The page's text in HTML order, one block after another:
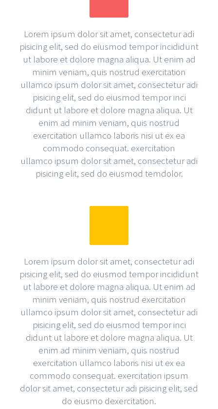
Lorem ipsum dolor sit amet, consectetur adi
pisicing elit, sed do eiusmod tempor incididunt
ut labore et dolore magna aliqua. Ut enim ad
minim veniam, quis nostrud exercitation
ullamco ipsum dolor sit amet, consectetur adi
pisicing elit, sed do eiusmod tempor inci
didunt ut labore et dolore magna aliqua. Ut
enim ad minim veniam, quis nostrud
exercitation ullamco laboris nisi ut ex ea
commodo consequat. exercitation
ullamco ipsum dolor sit amet, consectetur adi
pisicing elit, sed do eiusmod temdolor.
Lorem ipsum dolor sit amet, consectetur adi
pisicing elit, sed do eiusmod tempor incididunt
ut labore et dolore magna aliqua. Ut enim ad
minim veniam, quis nostrud exercitation
ullamco ipsum dolor sit amet, consectetur adi
pisicing elit, sed do eiusmod tempor inci
didunt ut labore et dolore magna aliqua. Ut
enim ad minim veniam, quis nostrud
exercitation ullamco laboris nisi ut ex ea
commodo consequat. exercitation ipsum
dolor sit amet, consectetur adi pisicing elit, sed
do eiusmo dexercitation.